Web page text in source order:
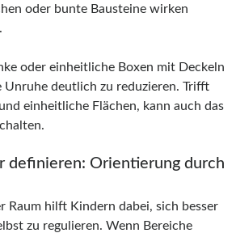
oder bunte Bausteine wirken
oder einheitliche Boxen mit Deckeln
Unruhe deutlich zu reduzieren. Trifft
einheitliche Flächen, kann auch das
definieren: Orientierung durch
Raum hilft Kindern dabei, sich besser
zu regulieren. Wenn Bereiche